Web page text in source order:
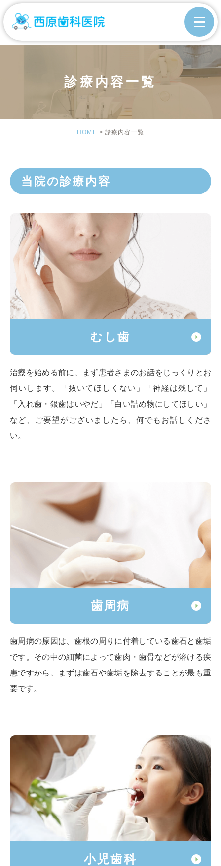
診療内容一覧
HOME 診療内容一覧
当院の診療内容
むし歯
治療を始める前に、まず患者さまのお話をじっくりとお
伺いします。「抜いてほしくない」「神経は残して」
「入れ歯・銀歯はいやだ」「白い詰め物にしてほしい」
など、ご要望がございましたら、何でもお話しくださ
い。
歯周病
歯周病の原因は、歯根の周りに付着している歯石と歯垢
です。その中の細菌によって歯肉・歯骨などが溶ける疾
患ですから、まずは歯石や歯垢を除去することが最も重
要です。
小児歯科